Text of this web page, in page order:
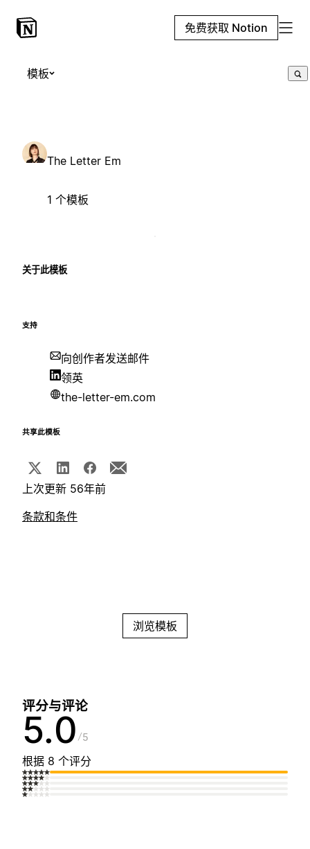
免费获取 Notion
模板
The Letter Em
1 个模板
关于此模板
支持
向创作者发送邮件
领英
the-letter-em.com
共享此模板
上次更新 56年前
条款和条件
浏览模板
评分与评论
5.0 5
根据 8 个评分